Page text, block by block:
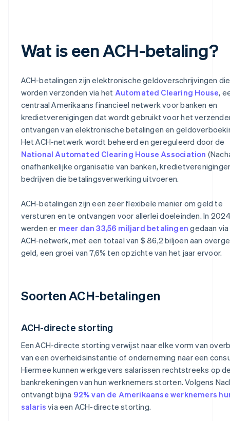
Wat is een ACH-betaling?
ACH-betalingen zijn elektronische geldoverschrijvingen die
worden verzonden via het Automated Clearing House,
centraal Amerikaans financieel netwerk voor banken en
kredietverenigingen dat wordt gebruikt voor het
ontvangen van elektronische betalingen en
Het ACH-netwerk wordt beheerd en gereguleerd door de
National Automated Clearing House Association
onafhankelijke organisatie van banken,
bedrijven die betalingsverwerking uitvoeren.
ACH-betalingen zijn een zeer flexibele manier om geld te
versturen en te ontvangen voor allerlei doeleinden. In
werden er meer dan 33,56 miljard betalingen gedaan
ACH-netwerk, met een totaal van $ 86,2 biljoen aan
geld, een groei van 7,6% ten opzichte van het jaar ervoor.
Soorten ACH-betalingen
ACH-directe storting
Een ACH-directe storting verwijst naar elke vorm van
van een overheidsinstantie of onderneming naar een
Hiermee kunnen werkgevers salarissen rechtstreeks op
bankrekeningen van hun werknemers storten. Volgens
ontvangt bijna 92% van de Amerikaanse werknemers
salaris via een ACH-directe storting.